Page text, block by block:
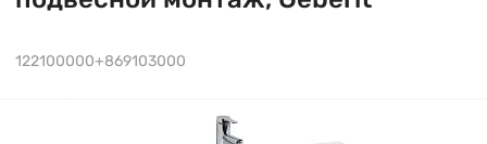
122100000+869103000